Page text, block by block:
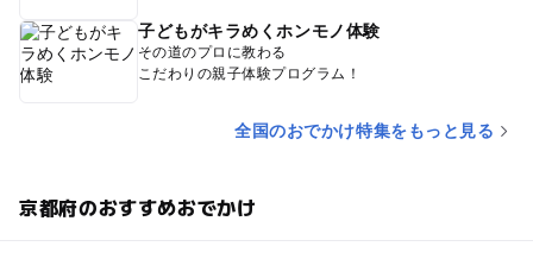
子どもがキラめくホンモノ体験
その道のプロに教わる
こだわりの親子体験プログラム！
全国のおでかけ特集をもっと見る
京都府のおすすめおでかけ